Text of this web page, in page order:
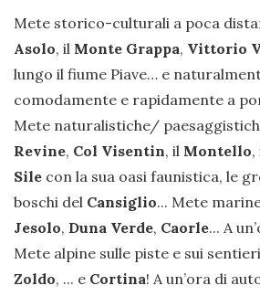
Mete storico-culturali a poca
Asolo, il Monte Grappa, Vittorio
lungo il fiume Piave… e
comodamente e rapidamente a
Mete naturalistiche/
Revine, Col Visentin, il Montello
Sile con la sua oasi faunistica, le
boschi del Cansiglio... Mete
Jesolo, Duna Verde, Caorle... A
Mete alpine sulle piste e sui
Zoldo, ... e Cortina! A un’ora di